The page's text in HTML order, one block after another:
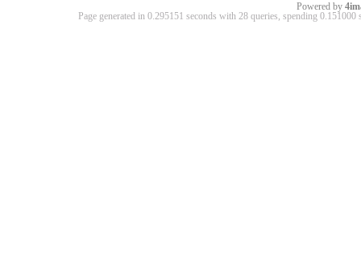
Powered by
Page generated in 0.295151 seconds with 28 queries, spending